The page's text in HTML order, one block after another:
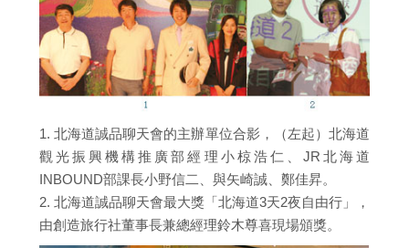
1. 北海道誠品聊天會的主辦單位合影，（左起）北海道
觀光振興機構推廣部經理小椋浩仁、JR北海道
INBOUND部課長小野信二、與矢崎誠、鄭佳昇。
2. 北海道誠品聊天會最大獎「北海道3天2夜自由行」，
由創造旅行社董事長兼總經理鈴木尊喜現場頒獎。